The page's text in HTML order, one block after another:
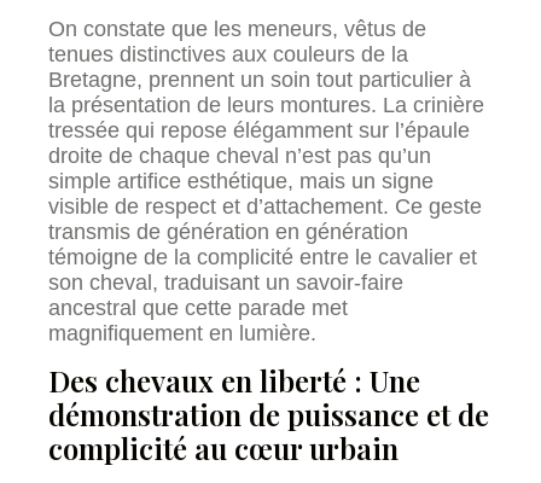
On constate que les meneurs, vêtus de
tenues distinctives aux couleurs de la
Bretagne, prennent un soin tout particulier à
la présentation de leurs montures. La crinière
tressée qui repose élégamment sur l’épaule
droite de chaque cheval n’est pas qu’un
simple artifice esthétique, mais un signe
visible de respect et d’attachement. Ce geste
transmis de génération en génération
témoigne de la complicité entre le cavalier et
son cheval, traduisant un savoir-faire
ancestral que cette parade met
magnifiquement en lumière.
Des chevaux en liberté : Une
démonstration de puissance et de
complicité au cœur urbain